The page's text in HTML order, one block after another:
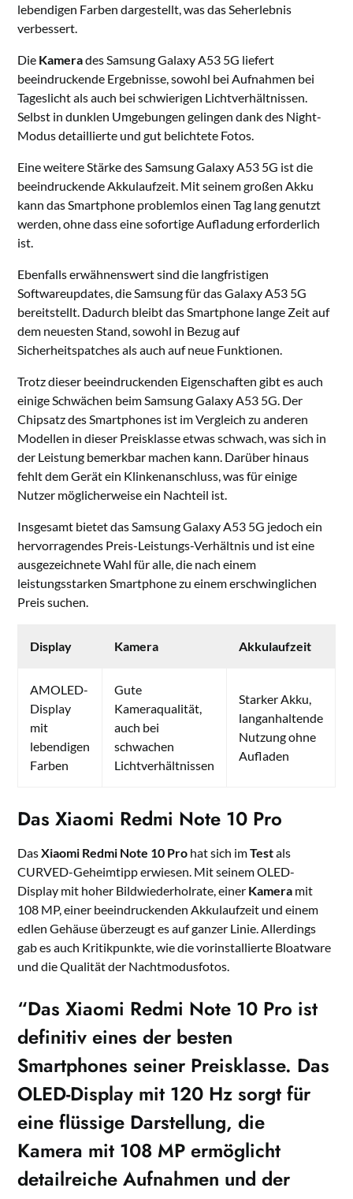
lebendigen Farben dargestellt, was das Seherlebnis
verbessert.
Die Kamerades Samsung Galaxy A53 5G liefert
beeindruckende Ergebnisse, sowohl bei Aufnahmen bei
Tageslicht als auch bei schwierigen Lichtverhältnissen.
Selbst in dunklen Umgebungen gelingen dank des Night-
Modus detaillierte und gut belichtete Fotos.
Eine weitere Stärke des Samsung Galaxy A53 5G ist die
beeindruckende Akkulaufzeit. Mit seinem großen Akku
kann das Smartphone problemlos einen Tag lang genutzt
werden, ohne dass eine sofortige Aufladung erforderlich
ist.
Ebenfalls erwähnenswert sind die langfristigen
Softwareupdates, die Samsung für das Galaxy A53 5G
bereitstellt. Dadurch bleibt das Smartphone lange Zeit auf
dem neuesten Stand, sowohl in Bezug auf
Sicherheitspatches als auch auf neue Funktionen.
Trotz dieser beeindruckenden Eigenschaften gibt es auch
einige Schwächen beim Samsung Galaxy A53 5G. Der
Chipsatz des Smartphones ist im Vergleich zu anderen
Modellen in dieser Preisklasse etwas schwach, was sich in
der Leistung bemerkbar machen kann. Darüber hinaus
fehlt dem Gerät ein Klinkenanschluss, was für einige
Nutzer möglicherweise ein Nachteil ist.
Insgesamt bietet das Samsung Galaxy A53 5G jedoch ein
hervorragendes Preis-Leistungs-Verhältnis und ist eine
ausgezeichnete Wahl für alle, die nach einem
leistungsstarken Smartphone zu einem erschwinglichen
Preis suchen.
Display Kamera Akkulaufzeit
AMOLED-
Display
mit
lebendigen
Farben
Gute
Kameraqualität,
auch bei
schwachen
Lichtverhältnissen
Starker Akku,
langanhaltende
Nutzung ohne
Aufladen
Das Xiaomi Redmi Note 10 Pro
DasXiaomi Redmi Note 10 Pro hat sich imTestals
CURVED-Geheimtipp erwiesen. Mit seinem OLED-
Display mit hoher Bildwiederholrate, einer Kamera mit
108 MP, einer beeindruckenden Akkulaufzeit und einem
edlen Gehäuse überzeugt es auf ganzer Linie. Allerdings
gab es auch Kritikpunkte, wie die vorinstallierte Bloatware
und die Qualität der Nachtmodusfotos.
“Das Xiaomi Redmi Note 10 Pro ist
definitiv eines der besten
Smartphones seiner Preisklasse. Das
OLED-Display mit 120 Hz sorgt für
eine flüssige Darstellung, die
Kamera mit 108 MP ermöglicht
detailreiche Aufnahmen und der